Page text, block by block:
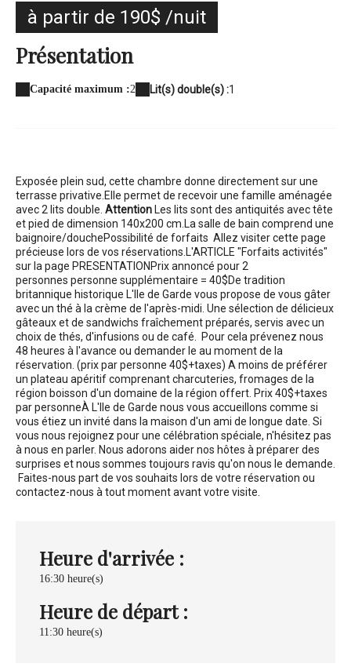
à partir de 190$ /nuit
Présentation
Capacité maximum :2 Lit(s) double(s) :1
Exposée plein sud, cette chambre donne directement sur une
terrasse privative.Elle permet de recevoir une famille aménagée
avec 2 lits double. Attention Les lits sont des antiquités avec tête
et pied de dimension 140x200 cm.La salle de bain comprend une
baignoire/douchePossibilité de forfaits Allez visiter cette page
précieuse lors de vos réservations.L'ARTICLE "Forfaits activités"
sur la page PRESENTATION Prix annoncé pour 2
personnes personne supplémentaire = 40$De tradition
britannique historique L'Ile de Garde vous propose de vous gâter
avec un thé à la crème de l'après-midi. Une sélection de délicieux
gâteaux et de sandwichs fraîchement préparés, servis avec un
choix de thés, d'infusions ou de café. Pour cela prévenez nous
48 heures à l'avance ou demander le au moment de la
réservation. (prix par personne 40$+taxes) A moins de préférer
un plateau apéritif comprenant charcuteries, fromages de la
région boisson d'un domaine de la région offert. Prix 40$+taxes
par personneÀ L'Ile de Garde nous vous accueillons comme si
vous étiez un invité dans la maison d'un ami de longue date. Si
vous nous rejoignez pour une célébration spéciale, n'hésitez pas
à nous en parler. Nous adorons aider nos hôtes à préparer des
surprises et nous sommes toujours ravis qu'on nous le demande.
Faites-nous part de vos souhaits lors de votre réservation ou
contactez-nous à tout moment avant votre visite.
Heure d'arrivée :
16:30 heure(s)
Heure de départ :
11:30 heure(s)